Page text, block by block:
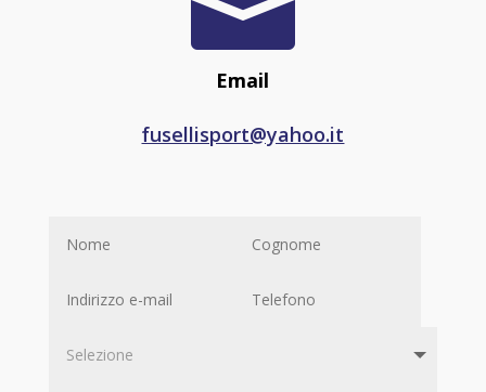
Email
fusellisport@yahoo.it